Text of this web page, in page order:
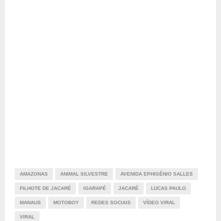
AMAZONAS ANIMAL SILVESTRE AVENIDA EPHIGÊNIO SALLES
FILHOTE DE JACARÉ IGARAPÉ JACARÉ LUCAS PAULO
MANAUS MOTOBOY REDES SOCIAIS VÍDEO VIRAL
VIRAL